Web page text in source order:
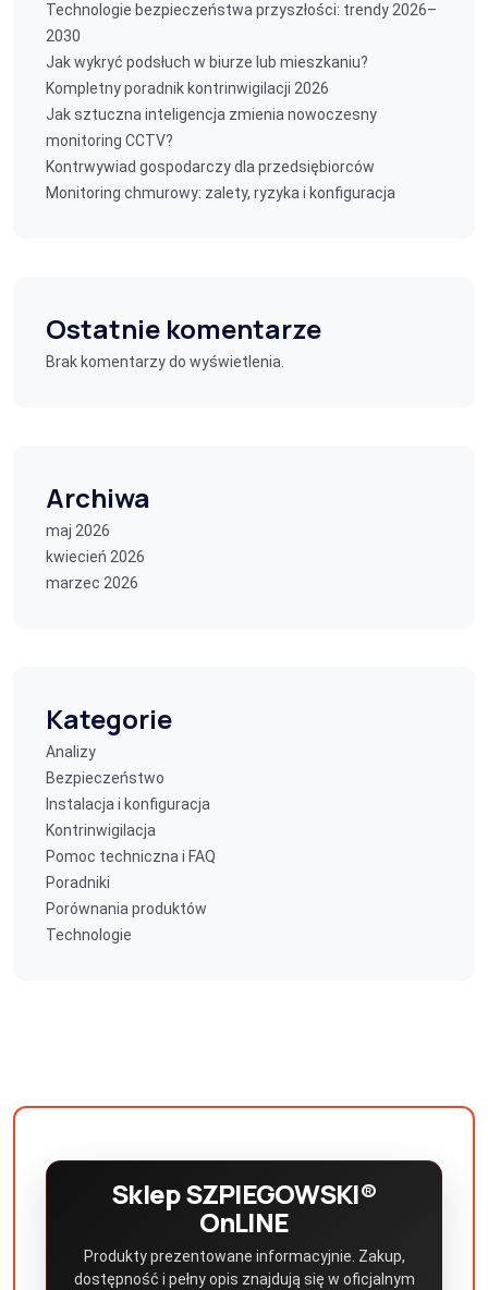
Technologie bezpieczeństwa przyszłości: trendy 2026–
2030
Jak wykryć podsłuch w biurze lub mieszkaniu?
Kompletny poradnik kontrinwigilacji 2026
Jak sztuczna inteligencja zmienia nowoczesny
monitoring CCTV?
Kontrwywiad gospodarczy dla przedsiębiorców
Monitoring chmurowy: zalety, ryzyka i konfiguracja
Ostatnie komentarze
Brak komentarzy do wyświetlenia.
Archiwa
maj 2026
kwiecień 2026
marzec 2026
Kategorie
Analizy
Bezpieczeństwo
Instalacja i konfiguracja
Kontrinwigilacja
Pomoc techniczna i FAQ
Poradniki
Porównania produktów
Technologie
Sklep SZPIEGOWSKI®
OnLINE
Produkty prezentowane informacyjnie. Zakup,
dostępność i pełny opis znajdują się w oficjalnym